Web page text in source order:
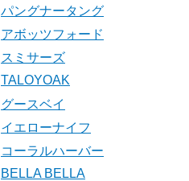
パングナータング
アボッツフォード
スミサーズ
TALOYOAK
グースベイ
イエローナイフ
コーラルハーバー
BELLA BELLA